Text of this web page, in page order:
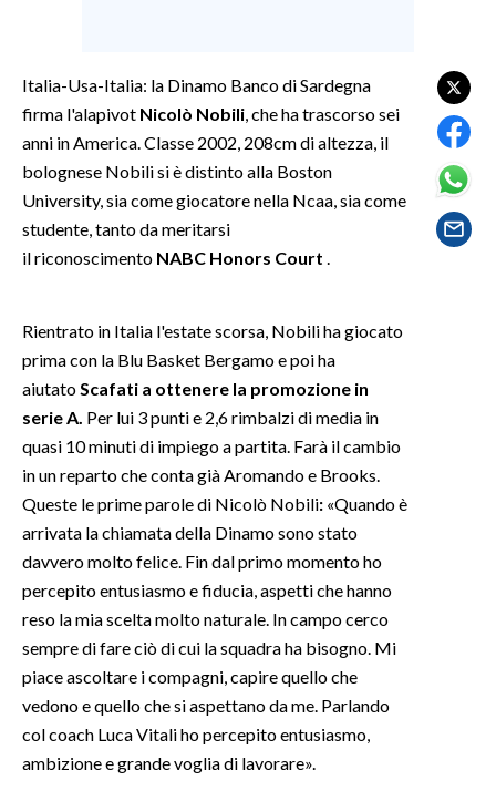
SPETTACOLI
GOSSIP
SARDEGNA TURISMO
SARDI NEL MONDO
NOTIZIE
#CARAUNIONE
3 MINUTI CON
INSULARITÀ
INFO AZIENDE
ABBONATI
ANNUNCI
Italia-Usa-Italia: la Dinamo Banco di Sardegna
firma l'alapivot Nicolò Nobili , che ha trascorso sei
anni in America. Classe 2002, 208cm di altezza, il
bolognese Nobili si è distinto alla Boston
University, sia come giocatore nella Ncaa, sia come
studente, tanto da meritarsi
il riconoscimento NABC Honors Court
Rientrato in Italia l'estate scorsa, Nobili ha giocato
prima con la Blu Basket Bergamo e poi ha
aiutato Scafati a ottenere la promozione in
serie A. Per lui 3 punti e 2,6 rimbalzi di media in
quasi 10 minuti di impiego a partita. Farà il cambio
in un reparto che conta già Aromando e Brooks.
Queste le prime parole di Nicolò Nobili: «Quando è
arrivata la chiamata della Dinamo sono stato
davvero molto felice. Fin dal primo momento ho
percepito entusiasmo e fiducia, aspetti che hanno
reso la mia scelta molto naturale. In campo cerco
sempre di fare ciò di cui la squadra ha bisogno. Mi
piace ascoltare i compagni, capire quello che
vedono e quello che si aspettano da me. Parlando
col coach Luca Vitali ho percepito entusiasmo,
ambizione e grande voglia di lavorare».